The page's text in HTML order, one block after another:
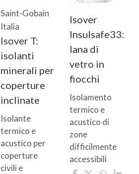
Saint-Gobain
Italia
Isover T:
isolanti
minerali per
coperture
inclinate
Isolante
termico e
acustico per
coperture
civili e
Isover
Insulsafe33:
lana di
vetro in
fiocchi
Isolamento
termico e
acustico di
zone
difficilmente
accessibili